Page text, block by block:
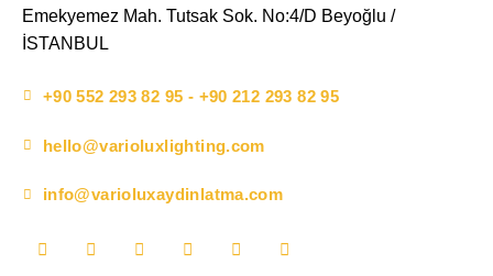
Emekyemez Mah. Tutsak Sok. No:4/D Beyoğlu /
İSTANBUL
+90 552 293 82 95 - +90 212 293 82 95
hello@varioluxlighting.com
info@varioluxaydinlatma.com